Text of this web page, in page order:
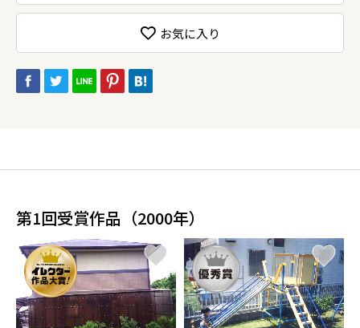
お気に入り
第1回受賞作品（2000年）